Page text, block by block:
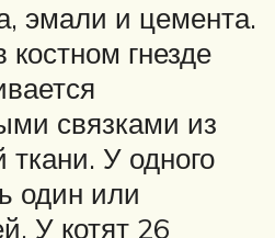
эмали и цемента.
гнезде
связками из
ткани. У одного
один или
У котят 26